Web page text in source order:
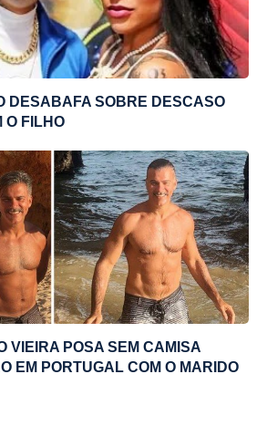
DESABAFA SOBRE DESCASO
O FILHO
VIEIRA POSA SEM CAMISA
EM PORTUGAL COM O MARIDO